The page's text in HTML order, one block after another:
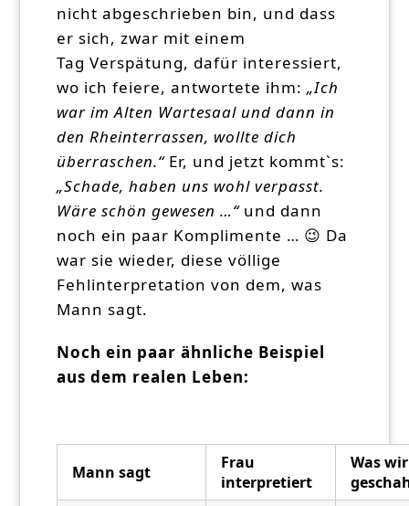
nicht abgeschrieben bin, und dass
er sich, zwar mit einem
Tag Verspätung, dafür interessiert,
wo ich feiere, antwortete ihm:„Ich
war im Alten Wartesaal und dann in
den Rheinterrassen, wollte dich
überraschen.“Er, und jetzt kommt`s:
„Schade, haben uns wohl verpasst.
Wäre schön gewesen …“und dann
noch ein paar Komplimente … 😉 Da
war sie wieder, diese völlige
Fehlinterpretation von dem, was
Mann sagt.
Noch ein paar ähnliche Beispiel
aus dem realen Leben:
Mann sagt
Frau
interpretiert
Was